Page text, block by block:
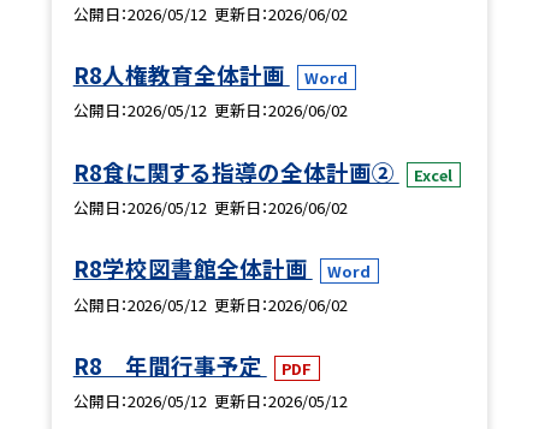
公開日 2026/05/12 更新日 2026/06/02
R8人権教育全体計画
Word
公開日 2026/05/12 更新日 2026/06/02
R8食に関する指導の全体計画②
Excel
公開日 2026/05/12 更新日 2026/06/02
R8学校図書館全体計画
Word
公開日 2026/05/12 更新日 2026/06/02
R8 年間行事予定
PDF
公開日 2026/05/12 更新日 2026/05/12